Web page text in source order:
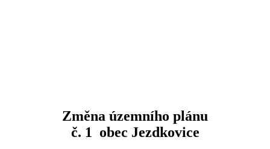
Změna územního plánu
č. 1 obec Jezdkovice